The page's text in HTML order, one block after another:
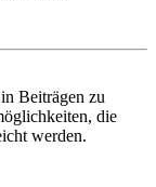
Beiträgen zu
die
werden.